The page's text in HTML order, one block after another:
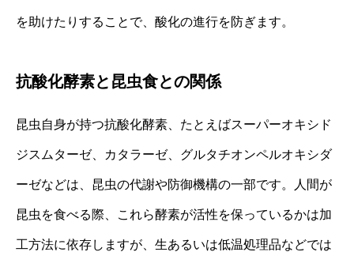
を助けたりすることで、酸化の進行を防ぎます。
抗酸化酵素と昆虫食との関係
昆虫自身が持つ抗酸化酵素、たとえばスーパーオキシド
ジスムターゼ、カタラーゼ、グルタチオンペルオキシダ
ーゼなどは、昆虫の代謝や防御機構の一部です。人間が
昆虫を食べる際、これら酵素が活性を保っているかは加
工方法に依存しますが、生あるいは低温処理品などでは